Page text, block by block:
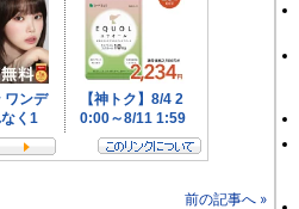
前の記事へ »